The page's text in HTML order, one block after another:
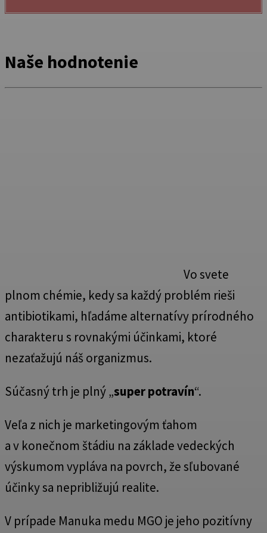
Naše hodnotenie
Vo svete
plnom chémie, kedy sa každý problém rieši
antibiotikami, hľadáme alternatívy prírodného
charakteru s rovnakými účinkami, ktoré
nezaťažujú náš organizmus.
Súčasný trh je plný „super potravín“.
Veľa z nich je marketingovým ťahom
a v konečnom štádiu na základe vedeckých
výskumom vypláva na povrch, že sľubované
účinky sa nepribližujú realite.
V prípade Manuka medu MGO je jeho pozitívny